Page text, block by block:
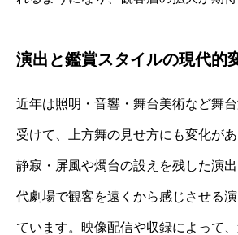
演出と鑑賞スタイルの現代的
近年は照明・音響・舞台美術など舞
受けて、上方舞の見せ方にも変化が
静寂・屏風や燭台の設えを残した演
代劇場で観客を遠くから感じさせる
ています。映像配信や収録によって